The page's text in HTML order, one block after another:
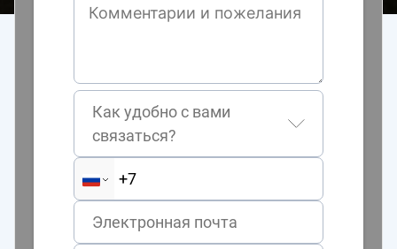
Как удобно с вами
связаться?